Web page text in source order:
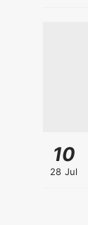
10
28 Jul